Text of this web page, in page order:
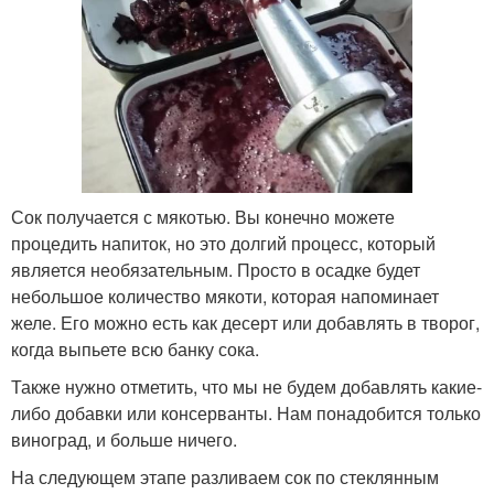
Сок получается с мякотью. Вы конечно можете
процедить напиток, но это долгий процесс, который
является необязательным. Просто в осадке будет
небольшое количество мякоти, которая напоминает
желе. Его можно есть как десерт или добавлять в творог,
когда выпьете всю банку сока.
Также нужно отметить, что мы не будем добавлять какие-
либо добавки или консерванты. Нам понадобится только
виноград, и больше ничего.
На следующем этапе разливаем сок по стеклянным